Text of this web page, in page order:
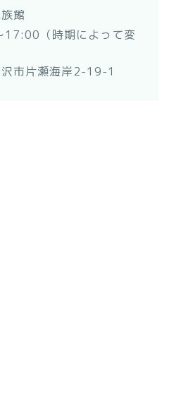
館
（時期によって変
市片瀬海岸2-19-1